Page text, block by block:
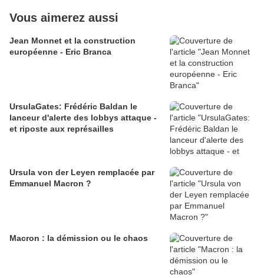
Vous aimerez aussi
Jean Monnet et la construction
européenne - Eric Branca
UrsulaGates: Frédéric Baldan le
lanceur d'alerte des lobbys attaque -
et riposte aux représailles
Ursula von der Leyen remplacée par
Emmanuel Macron ?
Macron : la démission ou le chaos